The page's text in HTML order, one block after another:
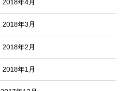
2018年4月
2018年3月
2018年2月
2018年1月